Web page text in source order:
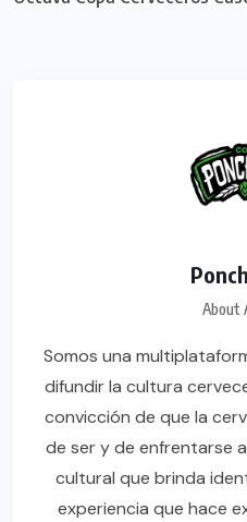
About
Somos una
difundir la cultura
convicción de que la
de ser y de enfrentarse
cultural que brinda
experiencia que hace